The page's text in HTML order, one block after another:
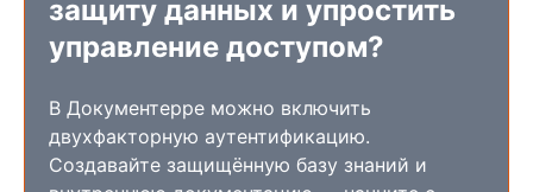
защиту данных и упростить
управление доступом?
В Документерре можно включить
двухфакторную аутентификацию.
Создавайте защищённую базу знаний и